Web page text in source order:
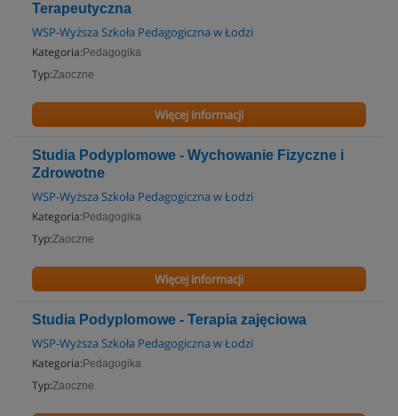
Terapeutyczna
WSP-Wyższa Szkoła Pedagogiczna w Łodzi
Kategoria: Pedagogika
Typ:Zaoczne
Więcej informacji
Studia Podyplomowe - Wychowanie Fizyczne i
Zdrowotne
WSP-Wyższa Szkoła Pedagogiczna w Łodzi
Kategoria: Pedagogika
Typ:Zaoczne
Więcej informacji
Studia Podyplomowe - Terapia zajęciowa
WSP-Wyższa Szkoła Pedagogiczna w Łodzi
Kategoria: Pedagogika
Typ:Zaoczne